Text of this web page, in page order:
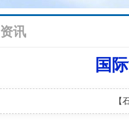
资讯
国
【